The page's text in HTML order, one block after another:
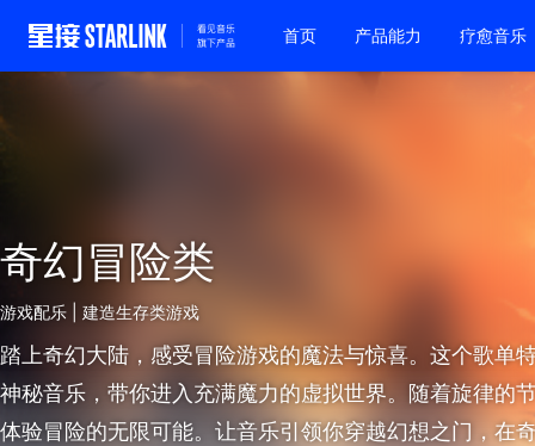
首页 产品能力 疗愈音乐
奇幻冒险类
游戏配乐 | 建造生存类游戏
踏上奇幻大陆，感受冒险游戏的魔法与惊喜。这个歌单
神秘音乐，带你进入充满魔力的虚拟世界。随着旋律的
体验冒险的无限可能。让音乐引领你穿越幻想之门，在